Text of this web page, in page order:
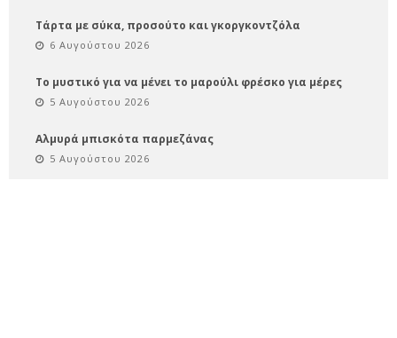
Τάρτα με σύκα, προσούτο και γκοργκοντζόλα
6 Αυγούστου 2026
Το μυστικό για να μένει το μαρούλι φρέσκο για μέρες
5 Αυγούστου 2026
Αλμυρά μπισκότα παρμεζάνας
5 Αυγούστου 2026